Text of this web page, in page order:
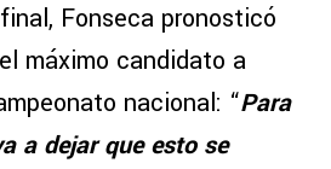
Fonseca pronosticó
máximo candidato a
nacional: “Para
a dejar que esto se